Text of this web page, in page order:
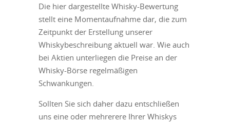
Die hier dargestellte Whisky-Bewertung
stellt eine Momentaufnahme dar, die zum
Zeitpunkt der Erstellung unserer
Whiskybeschreibung aktuell war. Wie auch
bei Aktien unterliegen die Preise an der
Whisky-Börse regelmäßigen
Schwankungen.
Sollten Sie sich daher dazu entschließen
uns eine oder mehrerere Ihrer Whiskys